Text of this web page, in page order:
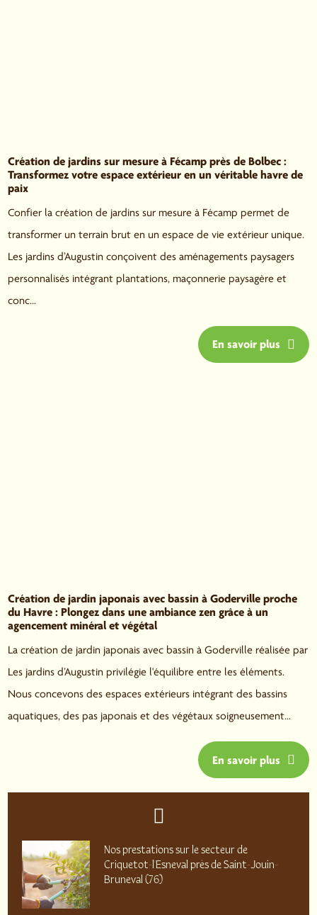
Création de jardins sur mesure à Fécamp près de Bolbec :
Transformez votre espace extérieur en un véritable havre de
paix
Confier la création de jardins sur mesure à Fécamp permet de
transformer un terrain brut en un espace de vie extérieur unique.
Les jardins d’Augustin conçoivent des aménagements paysagers
personnalisés intégrant plantations, maçonnerie paysagère et
conc...
En savoir plus
Création de jardin japonais avec bassin à Goderville proche
du Havre : Plongez dans une ambiance zen grâce à un
agencement minéral et végétal
La création de jardin japonais avec bassin à Goderville réalisée par
Les jardins d’Augustin privilégie l'équilibre entre les éléments.
Nous concevons des espaces extérieurs intégrant des bassins
aquatiques, des pas japonais et des végétaux soigneusement...
En savoir plus
Nos prestations sur le secteur de
Criquetot-l'Esneval près de Saint-Jouin-
Bruneval (76)